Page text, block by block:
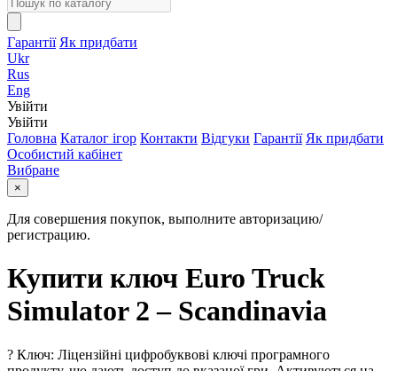
Гарантії Як придбати
Ukr
Rus
Eng
Увійти
Увійти
Головна Каталог ігор Контакти Відгуки Гарантії Як придбати
Особистий кабінет
Вибране
×
Для совершения покупок, выполните авторизацию/
регистрацию.
Купити ключ Euro Truck
Simulator 2 – Scandinavia
? Ключ: Ліцензійні цифробуквові ключі програмного